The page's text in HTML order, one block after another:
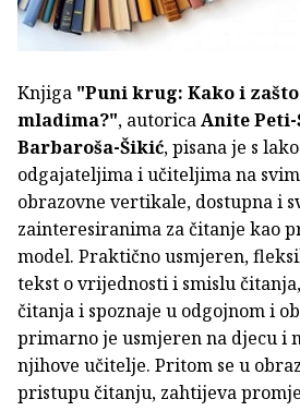
Knjiga "Puni krug: Kako i
mladima?", autoricaAnite
Barbaroša-Šikić, pisana je s
odgajateljima i učiteljima na
obrazovne vertikale, dostupna i
zainteresiranima za čitanje kao
model. Praktično usmjeren,
tekst o vrijednosti i smislu
čitanja i spoznaje u odgojnom i
primarno je usmjeren na djecu i
njihove učitelje. Pritom se u
pristupu čitanju, zahtijeva